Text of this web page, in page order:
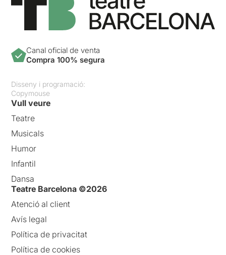
Canal oficial de venta
Compra 100% segura
Disseny i programació:
Copymouse
Vull veure
Teatre
Musicals
Humor
Infantil
Dansa
Teatre Barcelona ©2026
Atenció al client
Avís legal
Política de privacitat
Política de cookies